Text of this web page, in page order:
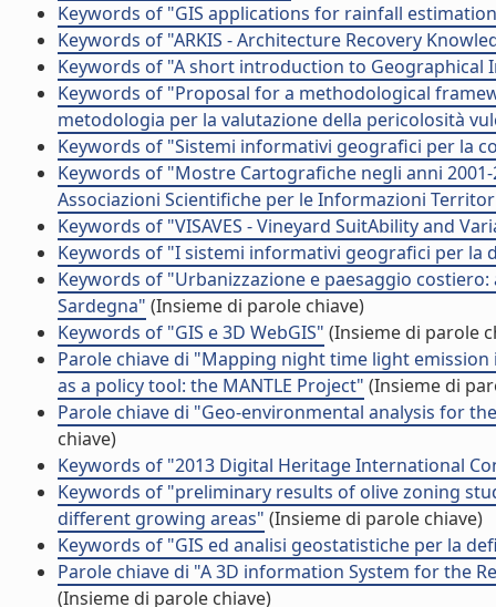
Keywords of "GIS applications for rainfall
Keywords of "ARKIS - Architecture Recovery
Keywords of "A short introduction to Geographical
Keywords of "Proposal for a methodological
metodologia per la valutazione della pericolosità
Keywords of "Sistemi informativi geografici per la
Keywords of "Mostre Cartografiche negli anni
Associazioni Scientifiche per le Informazioni
Keywords of "VISAVES - Vineyard SuitAbility and
Keywords of "I sistemi informativi geografici per la
Keywords of "Urbanizzazione e paesaggio
Sardegna" (Insieme di parole chiave)
Keywords of "GIS e 3D WebGIS" (Insieme di parole
Parole chiave di "Mapping night time light
as a policy tool: the MANTLE Project" (Insieme di
Parole chiave di "Geo-environmental analysis for
chiave)
Keywords of "2013 Digital Heritage International
Keywords of "preliminary results of olive zoning
different growing areas" (Insieme di parole chiave)
Keywords of "GIS ed analisi geostatistiche per la
Parole chiave di "A 3D information System for the
(Insieme di parole chiave)